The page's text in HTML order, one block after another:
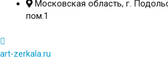
Московская область, г.
пом.1
art-zerkala.ru